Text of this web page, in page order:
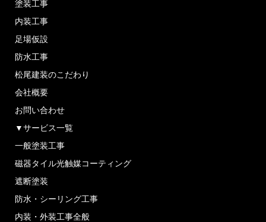
塗装工事
内装工事
足場仮設
防水工事
松尾建装のこだわり
会社概要
お問い合わせ
▼サービス一覧
一般塗装工事
磁器タイル光触媒コーティング
遮断塗装
防水・シーリング工事
内装・外装工事全般